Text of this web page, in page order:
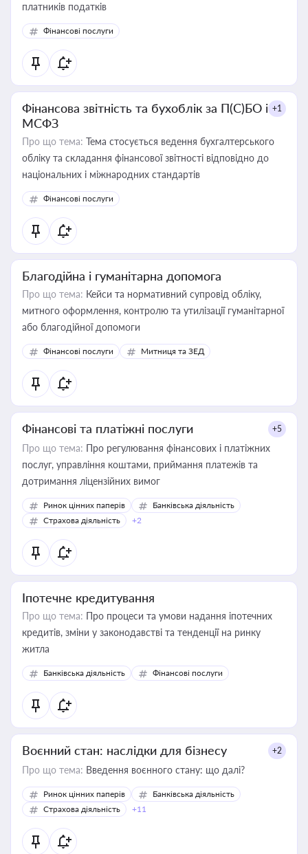
платників податків
Фінансові послуги
Фінансова звітність та бухоблік за П(С)БО і
МСФЗ
+1
Про що тема: Тема стосується ведення бухгалтерського
обліку та складання фінансової звітності відповідно до
національних і міжнародних стандартів
Фінансові послуги
Благодійна і гуманітарна допомога
Про що тема: Кейси та нормативний супровід обліку,
митного оформлення, контролю та утилізації гуманітарної
або благодійної допомоги
Фінансові послуги Митниця та ЗЕД
Фінансові та платіжні послуги +5
Про що тема: Про регулювання фінансових і платіжних
послуг, управління коштами, приймання платежів та
дотримання ліцензійних вимог
Ринок цінних паперів
Банківська діяльність
Страхова діяльність
+2
Іпотечне кредитування
Про що тема: Про процеси та умови надання іпотечних
кредитів, зміни у законодавстві та тенденції на ринку
житла
Банківська діяльність Фінансові послуги
Воєнний стан: наслідки для бізнесу +2
Про що тема: Введення воєнного стану: що далі?
Ринок цінних паперів
Банківська діяльність
Страхова діяльність
+11